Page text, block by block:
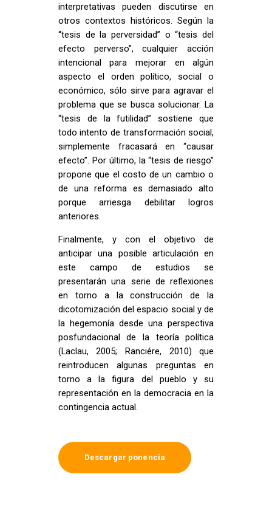
interpretativas pueden discutirse en
otros contextos históricos. Según la
“tesis de la perversidad” o “tesis del
efecto perverso”, cualquier acción
intencional para mejorar en algún
aspecto el orden político, social o
económico, sólo sirve para agravar el
problema que se busca solucionar. La
“tesis de la futilidad” sostiene que
todo intento de transformación social,
simplemente fracasará en “causar
efecto”. Por último, la “tesis de riesgo”
propone que el costo de un cambio o
de una reforma es demasiado alto
porque arriesga debilitar logros
anteriores.
Finalmente, y con el objetivo de
anticipar una posible articulación en
este campo de estudios se
presentarán una serie de reflexiones
en torno a la construcción de la
dicotomización del espacio social y de
la hegemonía desde una perspectiva
posfundacional de la teoría política
(Laclau, 2005; Ranciére, 2010) que
reintroducen algunas preguntas en
torno a la figura del pueblo y su
representación en la democracia en la
contingencia actual.
Descargar ponencia